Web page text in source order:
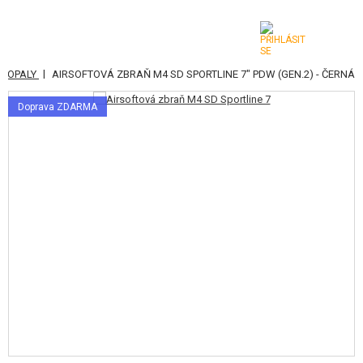
KATEGORIE
AIRSOFTOVÉ ZBRANĚ
| AIRSOFTOVÁ ZBRAŇ M4 SD SPORTLINE 7" PDW (GEN.2) - ČERNÁ
Doprava ZDARMA